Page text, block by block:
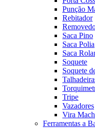
Punção
Rebitador
Saca Pino
Saca Polia
Saca
Soquete
Soquete
Tripe
Vazadores
Vira
Ferramentas a